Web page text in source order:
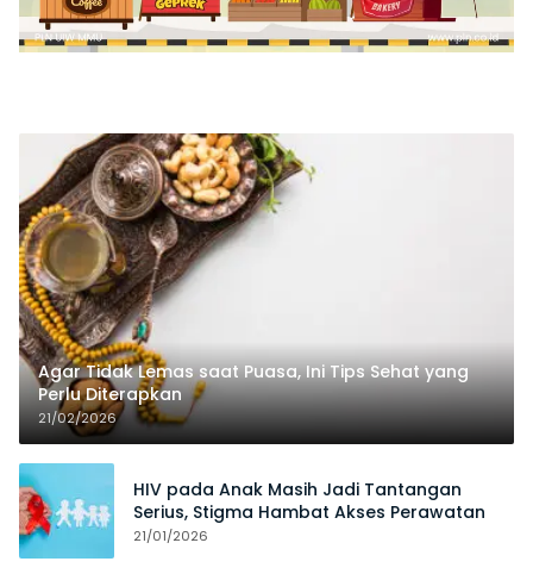
Agar Tidak Lemas saat Puasa, Ini Tips Sehat yang
Perlu Diterapkan
21/02/2026
HIV pada Anak Masih Jadi Tantangan
Serius, Stigma Hambat Akses Perawatan
21/01/2026